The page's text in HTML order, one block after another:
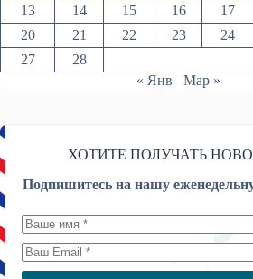
13
14 15 16 17
20
21 22 23 24
27
28
« Янв
Мар »
ХОТИТЕ ПОЛУЧАТЬ
Подпишитесь на нашу